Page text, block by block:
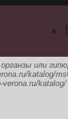
или
katalog/
katalog/